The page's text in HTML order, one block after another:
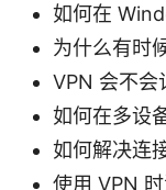
如何在
为什么有时
VPN 会不会
如何在多设
如何解决连
使用 VPN